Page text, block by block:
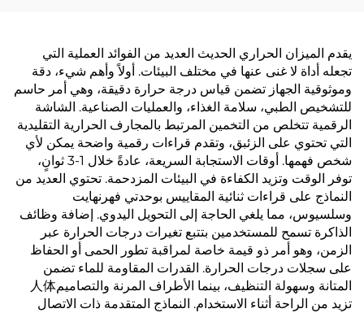
يقدم الميزان الحراري الحديث العديد من الفوائد العملية التي
تجعله أداة لا غنى عنها في مختلف البيئات. أولاً وأهم شيء، دقة
وموثوقية الجهاز تضمن قياس درجة حرارة دقيقة، وهي أمر حاسم
للتشخيص الطبي، سلامة الغذاء، والعمليات الصناعية. الشاشة
الرقمية تتخلص من التخمين المرتبط بالمجارف الحرارية التقليدية
التي تحتوي على الزئبق، وتقدم قراءات رقمية واضحة يمكن لأي
شخص فهمها. أوقات الاستجابة السريعة، عادةً خلال 1-3 ثوانٍ،
توفر الوقت وتزيد الكفاءة في البيئات المزدحمة. تحتوي العديد من
النماذج على قراءات ثنائية المقاييس بوحدتي فهرنهايت
وسلسيوس، مما يلغي الحاجة إلى التحويل اليدوي. إضافة وظائف
الذاكرة تسمح للمستخدمين بتتبع تغيرات درجات الحرارة عبر
الزمن، وهو أمر ذو قيمة خاصة لمراقبة تطور الحمى أو الحفاظ
على سجلات درجات الحرارة. القدرات المقاومة للماء تضمن
المتانة وسهولة التنظيف، بينما الأطراف المرنة والتصاميم人体
تزيد من الراحة أثناء الاستخدام. النماذج المتقدمة ذات الاتصال